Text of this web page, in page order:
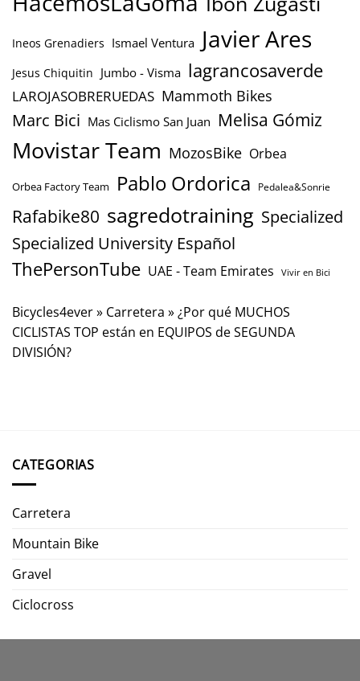
Ineos Grenadiers Ismael Ventura Javier Ares
Jesus Chiquitin Jumbo - Visma lagrancosaverde
LAROJASOBRERUEDAS Mammoth Bikes
Marc Bici Mas Ciclismo San Juan Melisa Gómiz
Movistar Team MozosBike Orbea
Orbea Factory Team Pablo Ordorica Pedalea&Sonrie
Rafabike80 sagredotraining Specialized
Specialized University Español
ThePersonTube UAE - Team Emirates Vivir en Bici
Bicycles4ever» Carretera »¿Por qué MUCHOS
CICLISTAS TOP están en EQUIPOS de SEGUNDA
DIVISIÓN?
CATEGORIAS
Carretera
Mountain Bike
Gravel
Ciclocross